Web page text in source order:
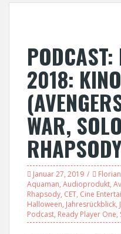
2018:
WAR,
Januar 27, 2019
Aquaman, Audioprodukt,
Rhapsody, CET, Cine
Halloween, Jahresrückblick,
Podcast, Ready Player One,